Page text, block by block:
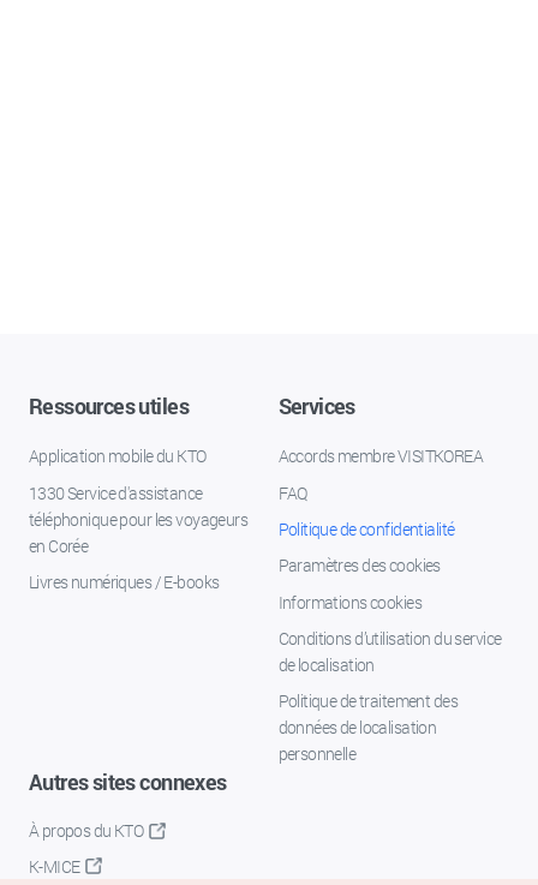
Ressources utiles
Application mobile du KTO
1330 Service d'assistance
téléphonique pour les voyageurs
en Corée
Livres numériques / E-books
Services
Accords membre VISITKOREA
FAQ
Politique de confidentialité
Paramètres des cookies
Informations cookies
Conditions d’utilisation du service
de localisation
Politique de traitement des
données de localisation
personnelle
Autres sites connexes
À propos du KTO
K-MICE